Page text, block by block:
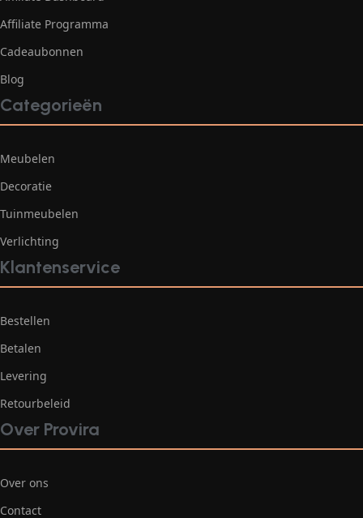
Affiliate Programma
Cadeaubonnen
Blog
Categorieën
Meubelen
Decoratie
Tuinmeubelen
Verlichting
Klantenservice
Bestellen
Betalen
Levering
Retourbeleid
Over Provira
Over ons
Contact